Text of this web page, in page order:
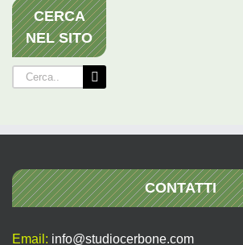
CERCA
NEL SITO
Cerca
per:
CONTATTI
Email: info@studiocerbone.com